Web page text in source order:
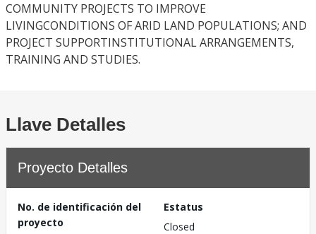
COMMUNITY PROJECTS TO IMPROVE
LIVINGCONDITIONS OF ARID LAND POPULATIONS; AND
PROJECT SUPPORTINSTITUTIONAL ARRANGEMENTS,
TRAINING AND STUDIES.
Llave Detalles
Proyecto Detalles
No. de identificación del
proyecto
Estatus
Closed